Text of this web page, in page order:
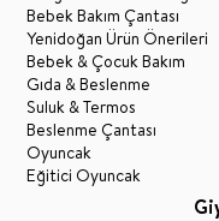
Bebek Bakım Çantası
Yenidoğan Ürün Önerileri
Bebek & Çocuk Bakım
Gıda & Beslenme
Suluk & Termos
Beslenme Çantası
Oyuncak
Eğitici Oyuncak